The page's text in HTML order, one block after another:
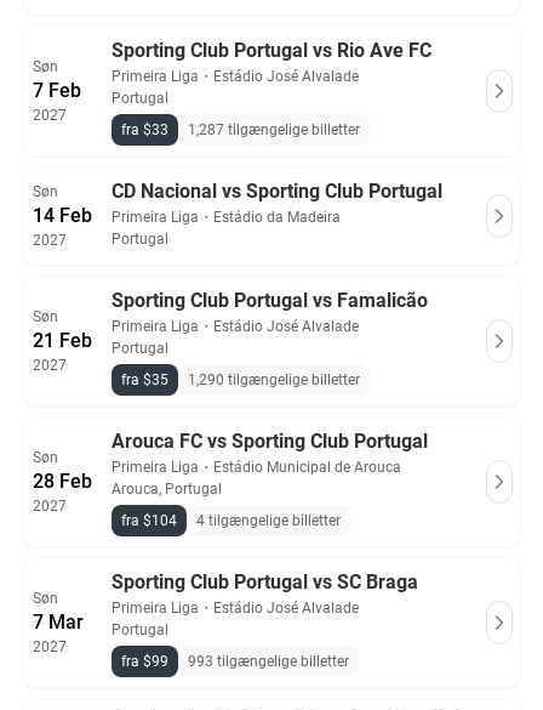
Søn
7 Feb
2027
Sporting Club Portugal vs Rio Ave FC
Primeira Liga ・ Estádio José Alvalade
Portugal
fra $33
1,287 tilgængelige billetter
Søn
14 Feb
2027
CD Nacional vs Sporting Club Portugal
Primeira Liga ・ Estádio da Madeira
Portugal
Søn
21 Feb
2027
Sporting Club Portugal vs Famalicão
Primeira Liga ・ Estádio José Alvalade
Portugal
fra $35
1,290 tilgængelige billetter
Søn
28 Feb
2027
Arouca FC vs Sporting Club Portugal
Primeira Liga ・ Estádio Municipal de Arouca
Arouca, Portugal
fra $104
4 tilgængelige billetter
Søn
7 Mar
2027
Sporting Club Portugal vs SC Braga
Primeira Liga ・ Estádio José Alvalade
Portugal
fra $99
993 tilgængelige billetter